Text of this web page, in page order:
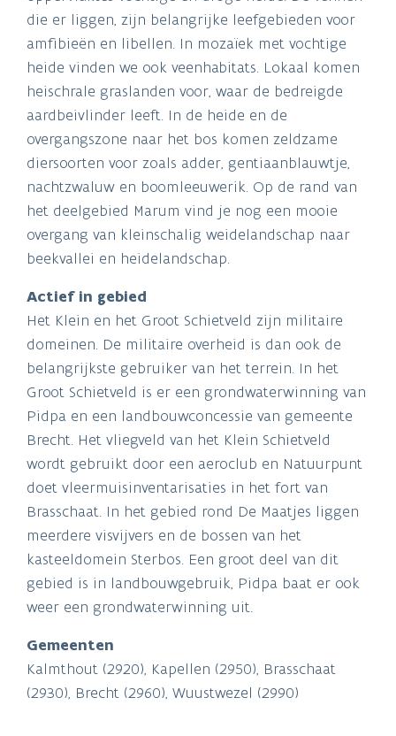
die er liggen, zijn belangrijke leefgebieden voor
amfibieën en libellen. In mozaïek met vochtige
heide vinden we ook veenhabitats. Lokaal komen
heischrale graslanden voor, waar de bedreigde
aardbeivlinder leeft. In de heide en de
overgangszone naar het bos komen zeldzame
diersoorten voor zoals adder, gentiaanblauwtje,
nachtzwaluw en boomleeuwerik. Op de rand van
het deelgebied Marum vind je nog een mooie
overgang van kleinschalig weidelandschap naar
beekvallei en heidelandschap.
Actief in gebied
Het Klein en het Groot Schietveld zijn militaire
domeinen. De militaire overheid is dan ook de
belangrijkste gebruiker van het terrein. In het
Groot Schietveld is er een grondwaterwinning van
Pidpa en een landbouwconcessie van gemeente
Brecht. Het vliegveld van het Klein Schietveld
wordt gebruikt door een aeroclub en Natuurpunt
doet vleermuisinventarisaties in het fort van
Brasschaat. In het gebied rond De Maatjes liggen
meerdere visvijvers en de bossen van het
kasteeldomein Sterbos. Een groot deel van dit
gebied is in landbouwgebruik, Pidpa baat er ook
weer een grondwaterwinning uit.
Gemeenten
Kalmthout (2920), Kapellen (2950), Brasschaat
(2930), Brecht (2960), Wuustwezel (2990)